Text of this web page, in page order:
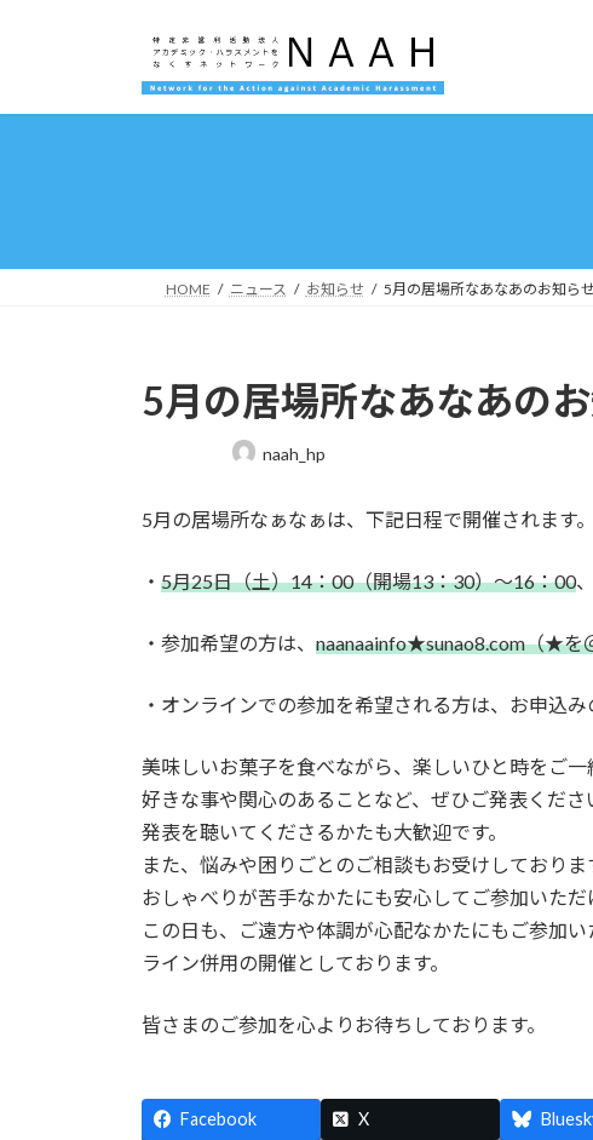
プ
動
HOME ニュース お知らせ 5月の居場所なあなあのお知ら
5月の居場所なあなあの
最
新
時
:
naah_hp
5月の居場所なぁなぁは、下記日程で開催されます。
・ 5月25日（土）14：00（開場13：30）～16：00
・参加希望の方は、 naanaainfo★sunao8.com（★を
・オンラインでの参加を希望される方は、お申込み
美味しいお菓子を食べながら、楽しいひと時をご一
好きな事や関心のあることなど、ぜひご発表くださ
発表を聴いてくださるかたも大歓迎です。
また、悩みや困りごとのご相談もお受けしておりま
おしゃべりが苦手なかたにも安心してご参加いただ
この日も、ご遠方や体調が心配なかたにもご参加
ライン併用の開催としております。
皆さまのご参加を心よりお待ちしております。
Facebook X